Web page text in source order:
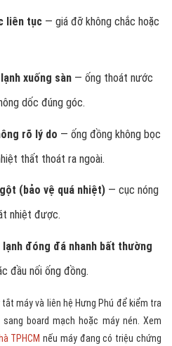
liên tục— giá đỡ không chắc hoặc
xuống sàn— ống thoát nước
dốc đúng góc.
rõ lý do — ống đồng không bọc
thất thoát ra ngoài.
(bảo vệ quá nhiệt)— cục nóng
nhiệt được.
lạnh đóng đá nhanh bất thường
đầu nối ống đồng.
máy và liên hệ Hưng Phú để kiểm tra
board mạch hoặc máy nén. Xem
TPHCM nếu máy đang có triệu chứng